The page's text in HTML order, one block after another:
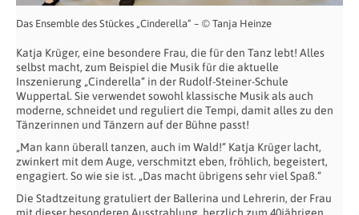
Das Ensemble des Stückes „Cinderella“ – © Tanja Heinze
Katja Krüger, eine besondere Frau, die für den Tanz lebt! Alles
selbst macht, zum Beispiel die Musik für die aktuelle
Inszenierung „Cinderella“ in der Rudolf-Steiner-Schule
Wuppertal. Sie verwendet sowohl klassische Musik als auch
moderne, schneidet und reguliert die Tempi, damit alles zu den
Tänzerinnen und Tänzern auf der Bühne passt!
„Man kann überall tanzen, auch im Wald!“ Katja Krüger lacht,
zwinkert mit dem Auge, verschmitzt eben, fröhlich, begeistert,
engagiert. So wie sie ist. „Das macht übrigens sehr viel Spaß.“
Die Stadtzeitung gratuliert der Ballerina und Lehrerin, der Frau